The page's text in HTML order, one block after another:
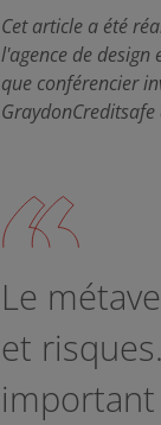
Cet article a été
l'agence de design
que conférencier
GraydonCreditsafe
Le
et